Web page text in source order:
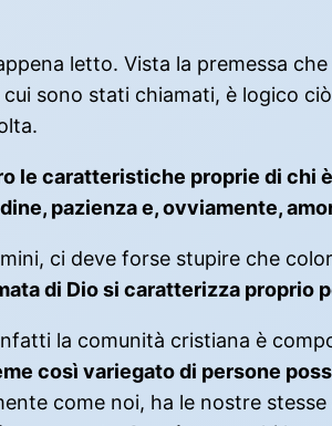
letto. Vista la premessa
sono stati chiamati, è logico
le caratteristiche proprie di chi
pazienza e, ovviamente,
ci deve forse stupire che
di Dio si caratterizza proprio
la comunità cristiana è
così variegato di persone
come noi, ha le nostre